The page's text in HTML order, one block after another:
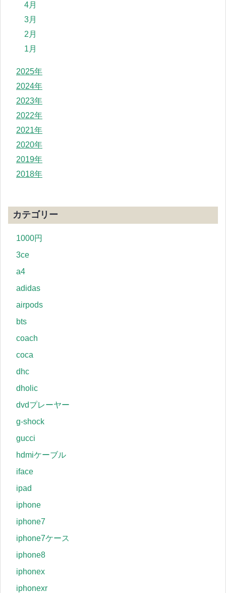
4月
3月
2月
1月
2025年
2024年
2023年
2022年
2021年
2020年
2019年
2018年
カテゴリー
1000円
3ce
a4
adidas
airpods
bts
coach
coca
dhc
dholic
dvdプレーヤー
g-shock
gucci
hdmiケーブル
iface
ipad
iphone
iphone7
iphone7ケース
iphone8
iphonex
iphonexr